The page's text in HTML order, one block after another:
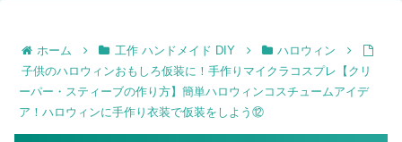
ホーム 工作 ハンドメイド DIY
ハロウィン
子供のハロウィンおもしろ仮装に！手作りマイクラコスプレ【クリ
ーパー・スティーブの作り方】簡単ハロウィンコスチュームアイデ
ア！ハロウィンに手作り衣装で仮装をしよう⑫